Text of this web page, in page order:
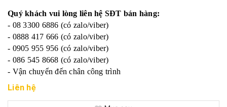
Quý khách vui lòng liên hệ SĐT bán hàng:
- 08 3300 6886 (có zalo/viber)
- 0888 417 666 (có zalo/viber)
- 0905 955 956 (có zalo/viber)
- 086 545 8668 (có zalo/viber)
- Vận chuyển đến chân công trình
Liên hệ